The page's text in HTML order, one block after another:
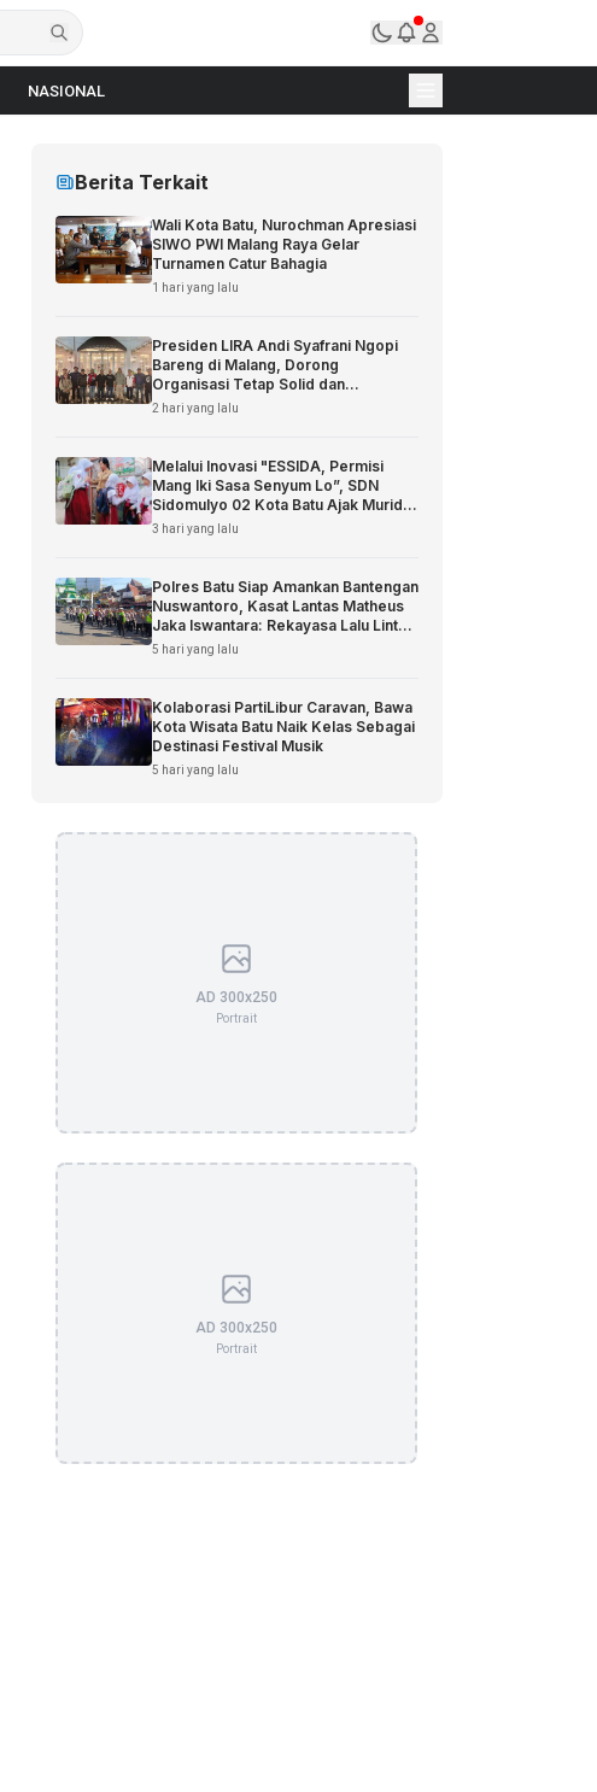
NASIONAL
Berita Terkait
Wali Kota Batu, Nurochman Apresiasi
SIWO PWI Malang Raya Gelar
Turnamen Catur Bahagia
1 hari yang lalu
Presiden LIRA Andi Syafrani Ngopi
Bareng di Malang, Dorong
Organisasi Tetap Solid dan
Responsif
2 hari yang lalu
Melalui Inovasi "ESSIDA, Permisi
Mang Iki Sasa Senyum Lo”, SDN
Sidomulyo 02 Kota Batu Ajak Murid
Sopan Santun
3 hari yang lalu
Polres Batu Siap Amankan Bantengan
Nuswantoro, Kasat Lantas Matheus
Jaka Iswantara: Rekayasa Lalu Lintas
Disiapkan
5 hari yang lalu
Kolaborasi PartiLibur Caravan, Bawa
Kota Wisata Batu Naik Kelas Sebagai
Destinasi Festival Musik
5 hari yang lalu
AD 300x250
Portrait
AD 300x250
Portrait